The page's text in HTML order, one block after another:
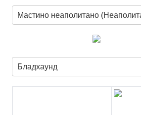
Бладхаунд